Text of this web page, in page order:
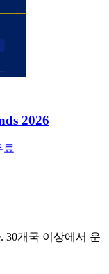
2026
료
30개국 이상에서 운